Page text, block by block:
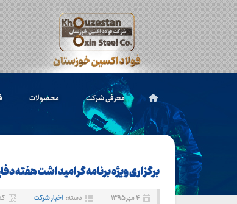
معرفی شرکت محصولات
برگزاری ویژه برنامه گرامیداشت هفته
۴ مهر ۱۳۹۵ دسته: اخبار شرکت